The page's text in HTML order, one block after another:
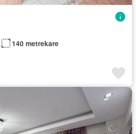
140 metrekare